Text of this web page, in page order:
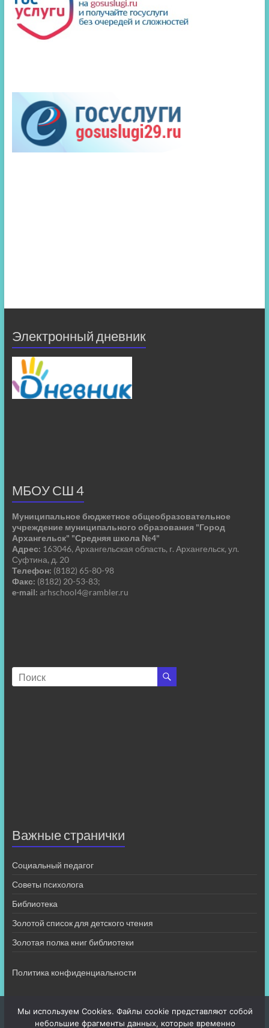
Электронный дневник
МБОУ СШ 4
Муниципальное бюджетное общеобразовательное
учреждение муниципального образования "Город
Архангельск" "Средняя школа №4"
Адрес: 163046, Архангельская область, г. Архангельск, ул.
Суфтина, д. 20
Телефон: (8182) 65-80-98
Факс: (8182) 20-53-83;
e-mail: arhschool4@rambler.ru
Важные странички
Социальный педагог
Советы психолога
Библиотека
Золотой список для детского чтения
Золотая полка книг библиотеки
Политика конфиденциальности
Мы используем Cookies. Файлы cookie представляют собой
небольшие фрагменты данных, которые временно